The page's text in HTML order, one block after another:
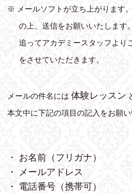
※ メールソフトが立ち上がります
の上、送信をお願いいたします。
追ってアカデミースタッフより
をさせていただきます。
メールの件名には 体験レッスン
本文中に下記の項目の記入をお願い
・ お名前（フリガナ）
・ メールアドレス
・ 電話番号（携帯可）